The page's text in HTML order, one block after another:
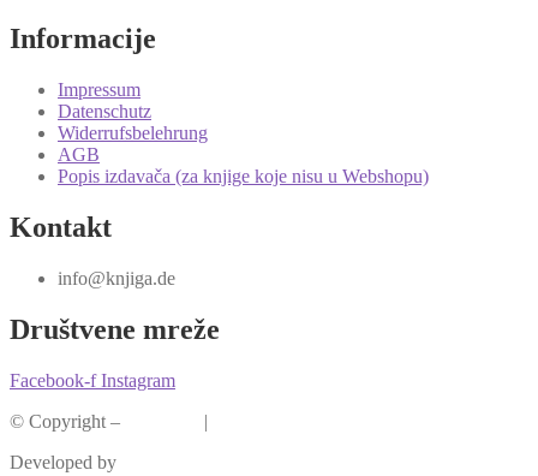
Informacije
Impressum
Datenschutz
Widerrufsbelehrung
AGB
Popis izdavača (za knjige koje nisu u Webshopu)
Kontakt
info@knjiga.de
Društvene mreže
Facebook-f Instagram
© Copyright –
|
Developed by